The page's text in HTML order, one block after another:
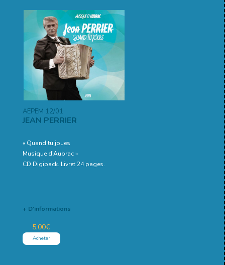
AEPEM 12/01
JEAN PERRIER
« Quand tu joues
Musique d’Aubrac »
CD Digipack. Livret 24 pages.
+ D'informations
5,00€
Acheter